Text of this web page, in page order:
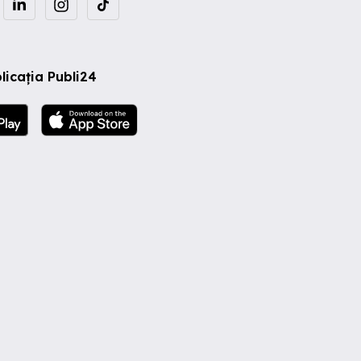
Publi24